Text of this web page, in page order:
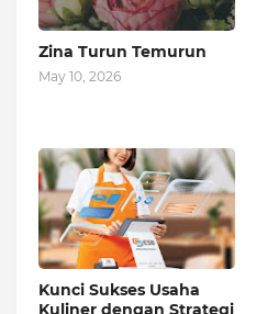
Zina Turun Temurun
May 10, 2026
Kunci Sukses Usaha
Kuliner dengan Strategi